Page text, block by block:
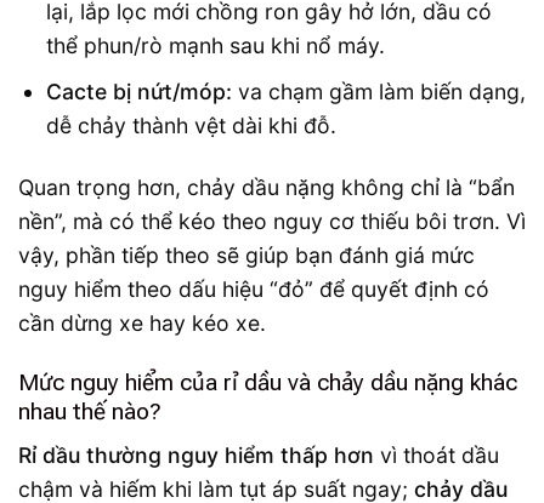
lại, lắp lọc mới chồng ron gây hở lớn, dầu có
thể phun/rò mạnh sau khi nổ máy.
Cacte bị nứt/móp: va chạm gầm làm biến dạng,
dễ chảy thành vệt dài khi đỗ.
Quan trọng hơn, chảy dầu nặng không chỉ là “bẩn
nền”, mà có thể kéo theo nguy cơ thiếu bôi trơn. Vì
vậy, phần tiếp theo sẽ giúp bạn đánh giá mức
nguy hiểm theo dấu hiệu “đỏ” để quyết định có
cần dừng xe hay kéo xe.
Mức nguy hiểm của rỉ dầu và chảy dầu nặng khác
nhau thế nào?
Rỉ dầu thường nguy hiểm thấp hơn vì thoát dầu
chậm và hiếm khi làm tụt áp suất ngay; chảy dầu